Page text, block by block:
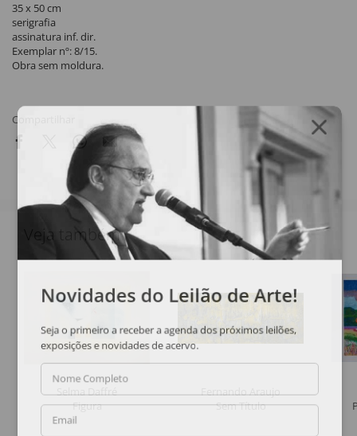
35 x 50 cm
serigrafia
assinatura inf. dir.
Exemplar nº: 8/15.
Obra sem moldura.
Compartilhar
Veja também
Selma Daffré
Figura
Fernando Araujo
Sem Título
Novidades do Leilão de Arte!
Seja o primeiro a receber a agenda dos próximos leilões,
exposições e novidades de acervo.
Nome Completo
Email